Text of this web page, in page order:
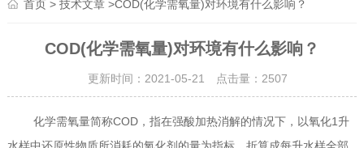
首页> 技术文章>COD(化学需氧量)对环境有什么影响？
COD(化学需氧量)对环境有什么影响？
更新时间：2021-05-21 点击量： 2507
化学需氧量简称COD，指在强酸加热消解的情况下，以氧化1升